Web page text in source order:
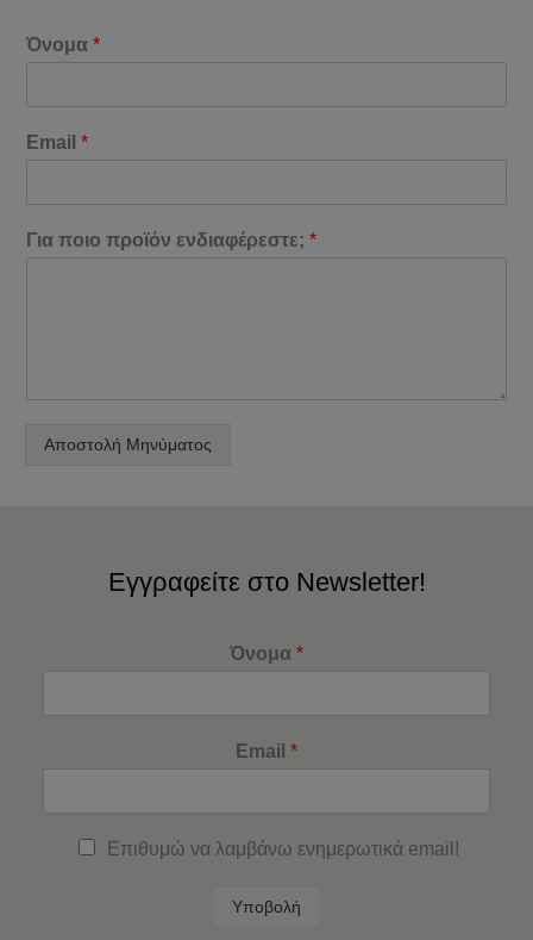
Όνομα*
Email*
Για ποιο προϊόν ενδιαφέρεστε;*
Αποστολή Μηνύματος
Εγγραφείτε στο Newsletter!
Όνομα *
Email *
Επιθυμώ να λαμβάνω ενημερωτικά email!
Υποβολή